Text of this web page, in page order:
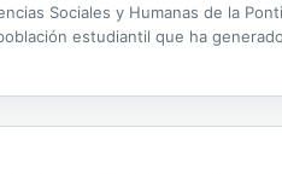
Sociales y Humanas de la
estudiantil que ha generado